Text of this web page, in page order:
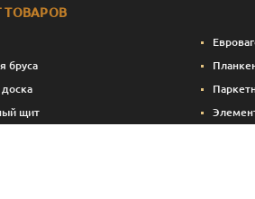
ТОВАРОВ
бруса
щит